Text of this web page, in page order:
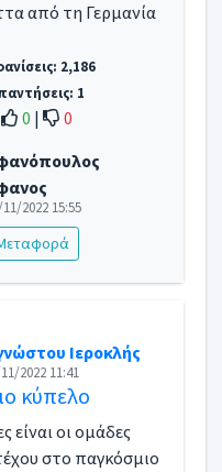
από τη Γερμανία
2,186
1
0 |
0
2022 15:55
Ιεροκλής
2022 11:41
κύπελο
είναι οι ομάδες
στο παγκόσμιο